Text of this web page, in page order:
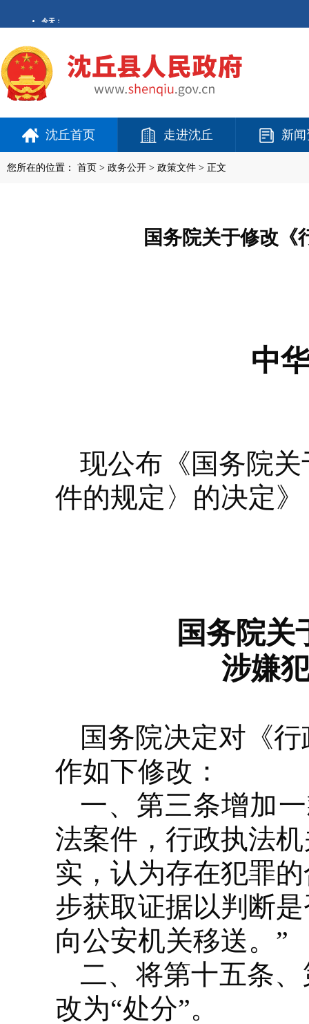
沈丘首页 走进沈丘 新
您所在的位置： 首页 > 政务公开 > 政策文件 > 正文
国务院关于修改《
中
现公布《国务院
件的规定〉的决定
国务院关
涉嫌
国务院决定对《
作如下修改：
一、第三条增加
法案件，行政执法
实，认为存在犯罪
步获取证据以判断
向公安机关移送。”
二、将第十五条
改为“处分”。